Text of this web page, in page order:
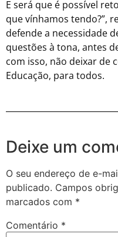
E será que é possível
que vínhamos tendo?”,
defende a necessidade
questões à tona, antes
com isso, não deixar de
Educação, para todos.
Deixe um
O seu endereço de e-
publicado. Campos
marcados com *
Comentário *